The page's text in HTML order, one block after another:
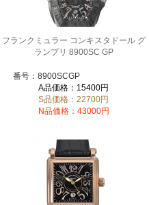
フランクミュラー コンキスタドール グ
ランプリ 8900SC GP
番号：8900SCGP
A品価格：15400円
S品価格：22700円
N品価格：43000円